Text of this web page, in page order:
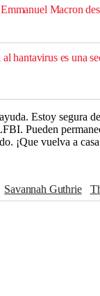
Macron
hantavirus es una
Estoy segura
Pueden
¡Que vuelva a
Savannah Guthrie